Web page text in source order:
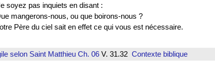
soyez pas inquiets en disant :
mangerons-nous, ou que boirons-nous ?
Père du ciel sait en effet ce qui vous est nécessaire.
selon Saint MatthieuCh. 06V. 31.32 Contexte biblique